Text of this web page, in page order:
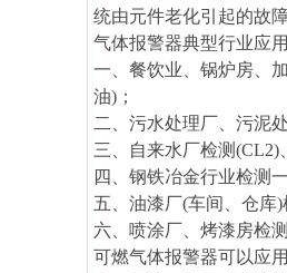
统由元件老化引起的故
气体报警器典型行业应
一、餐饮业、锅炉房、
油)；
二、污水处理厂、污泥
三、自来水厂检测(CL2)
四、钢铁冶金行业检测
五、油漆厂(车间、仓库
六、喷涂厂、烤漆房检
可燃气体报警器可以应